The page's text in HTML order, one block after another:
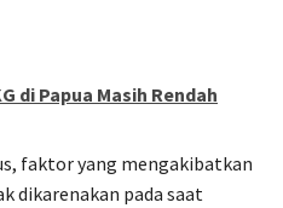
di Papua Masih Rendah
faktor yang mengakibatkan
dikarenakan pada saat